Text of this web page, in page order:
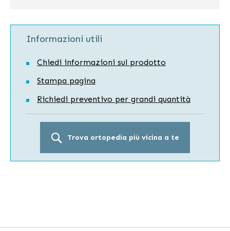
Informazioni utili
Chiedi informazioni sul prodotto
Stampa pagina
Richiedi preventivo per grandi quantità
Trova ortopedia più vicina a te